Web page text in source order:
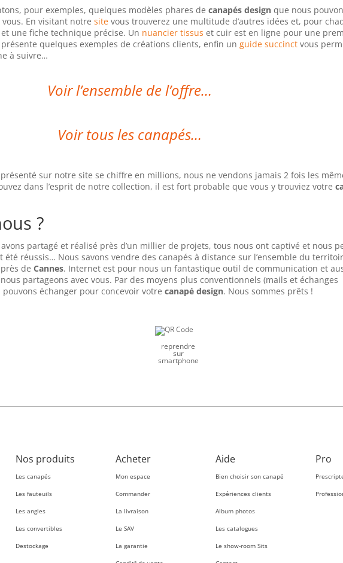
pour exemples, quelques modèles phares decanapés design que nous
En visitant notresite vous trouverez une multitude d’autres idées et, pour
une fiche technique précise. Un nuancier tissus et cuir est en ligne pour une
présente quelques exemples de créations clients, enfin unguide succinct vous
à suivre…
Voir l’ensemble de l’offre…
Voir tous les canapés…
sur notre site se chiffre en millions, nous ne vendons jamais 2 fois les
dans l’esprit de notre collection, il est fort probable que vous y trouviez votre
?
partagé et réalisé près d’un millier de projets, tous nous ont captivé et nous
réussis… Nous savons vendre des canapés à distance sur l’ensemble du
deCannes. Internet est pour nous un fantastique outil de communication et
partageons avec vous. Par des moyens plus conventionnels (mails et échanges
échanger pour concevoir votrecanapé design. Nous sommes prêts !
reprendre
sur
smartphone
Nos produits
Les canapés
Les fauteuils
Les angles
Les convertibles
Destockage
Acheter
Mon espace
Commander
La livraison
Le SAV
La garantie
Aide
Bien choisir son canapé
Expériences clients
Album photos
Les catalogues
Le show-room Sits
Pro